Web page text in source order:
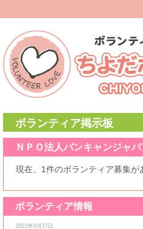
ボランティア掲示板
ＮＰＯ法人パンキャンジャパ
現在、1件のボランティア募集が
ボランティア情報
2022年9月27日